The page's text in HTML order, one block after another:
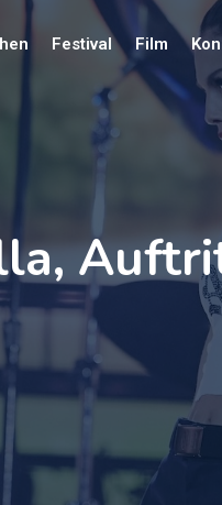
Festival Film